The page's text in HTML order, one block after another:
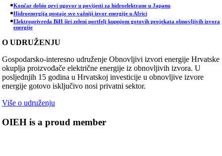
Končar dobio prvi ugovor u povijesti za hidroelektrane u Japanu
Hidroenergija postaje sve važniji izvor energije u Africi
Elektroprivreda BiH širi zeleni portfelj kupnjom gotovih projekata obnovljivih izvora
energije
O UDRUŽENJU
Gospodarsko-interesno udruženje Obnovljivi izvori energije Hrvatske
okuplja proizvođače električne energije iz obnovljivih izvora. U
posljednjih 15 godina u Hrvatskoj investicije u obnovljive izvore
energije gotovo isključivo nosi privatni sektor.
Više o udruženju
OIEH is a proud member